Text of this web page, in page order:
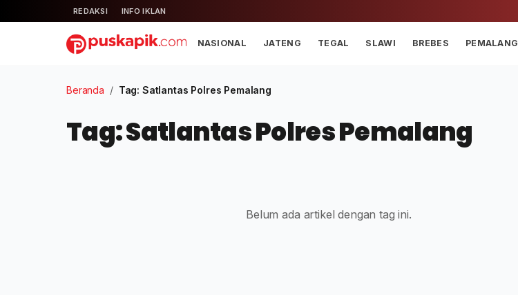
REDAKSI INFO IKLAN
NASIONAL JATENG TEGAL SLAWI BREBES PEMALANG
Beranda / Tag: Satlantas Polres Pemalang
Tag: Satlantas Polres Pemalang
Belum ada artikel dengan tag ini.